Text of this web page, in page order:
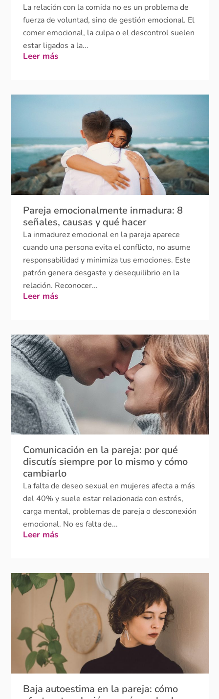
comer emocional, la culpa o el descontrol suelen
estar ligados a la...
Leer más
Pareja emocionalmente inmadura: 8
La inmadurez emocional en la pareja aparece
cuando una persona evita el conflicto, no asume
responsabilidad y minimiza tus emociones. Este
patrón genera desgaste y desequilibrio en la
relación. Reconocer...
Leer más
Comunicación en la pareja: por qué
cambiarlo
La falta de deseo sexual en mujeres afecta a más
del 40% y suele estar relacionada con estrés,
carga mental, problemas de pareja o desconexión
emocional. No es falta de...
Leer más
Baja autoestima en la pareja: cómo
La falta de deseo sexual en mujeres afecta a más